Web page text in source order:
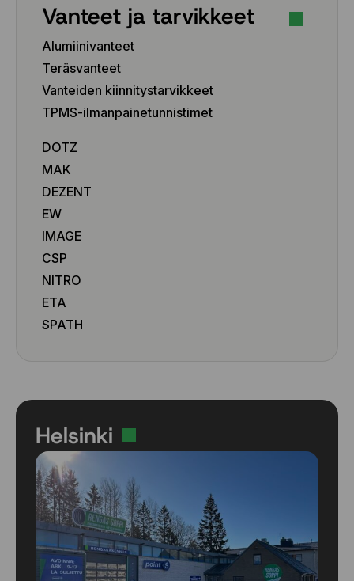
Vanteet ja tarvikkeet
Alumiinivanteet
Teräsvanteet
Vanteiden kiinnitystarvikkeet
TPMS-ilmanpainetunnistimet
DOTZ
MAK
DEZENT
EW
IMAGE
CSP
NITRO
ETA
SPATH
Helsinki